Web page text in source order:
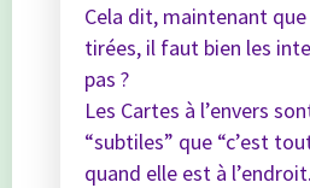
Cela dit, maintenant
tirées, il faut bien les
pas ?
Les Cartes à l’envers
“subtiles” que “c’est
quand elle est à